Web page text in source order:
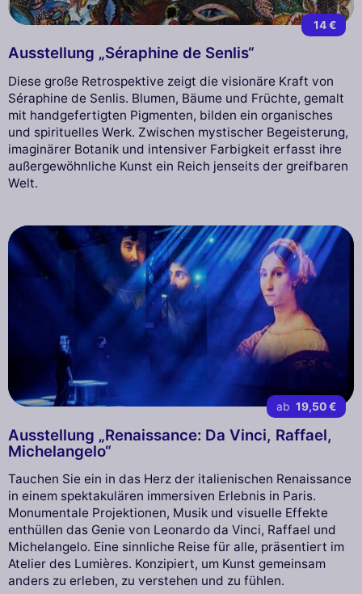
14 €
Ausstellung „Séraphine de Senlis“
Diese große Retrospektive zeigt die visionäre Kraft von
Séraphine de Senlis. Blumen, Bäume und Früchte, gemalt
mit handgefertigten Pigmenten, bilden ein organisches
und spirituelles Werk. Zwischen mystischer Begeisterung,
imaginärer Botanik und intensiver Farbigkeit erfasst ihre
außergewöhnliche Kunst ein Reich jenseits der greifbaren
Welt.
ab 19,50 €
Ausstellung „Renaissance: Da Vinci, Raffael,
Michelangelo“
Tauchen Sie ein in das Herz der italienischen Renaissance
in einem spektakulären immersiven Erlebnis in Paris.
Monumentale Projektionen, Musik und visuelle Effekte
enthüllen das Genie von Leonardo da Vinci, Raffael und
Michelangelo. Eine sinnliche Reise für alle, präsentiert im
Atelier des Lumières. Konzipiert, um Kunst gemeinsam
anders zu erleben, zu verstehen und zu fühlen.